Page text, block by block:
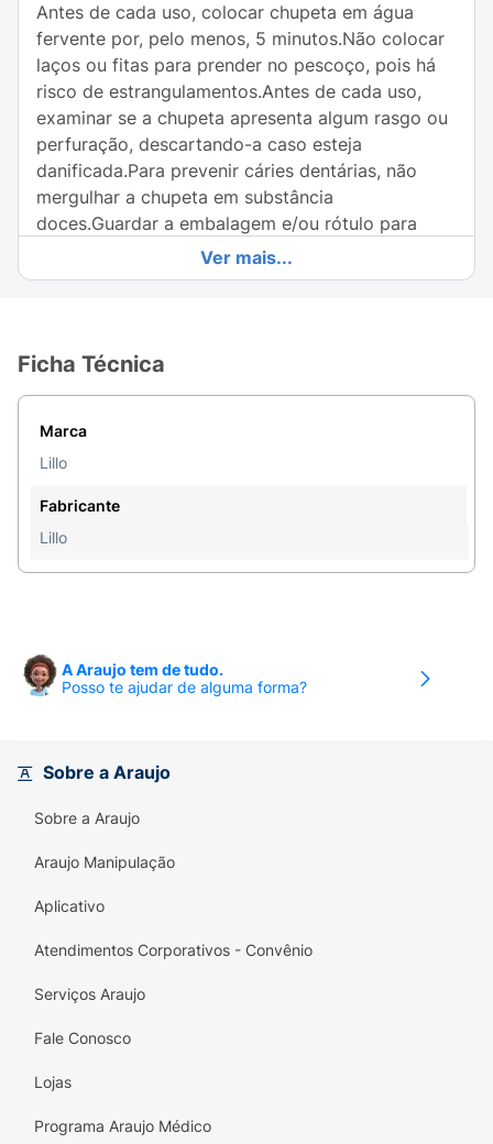
Antes de cada uso, colocar chupeta em água
fervente por, pelo menos, 5 minutos.Não colocar
laços ou fitas para prender no pescoço, pois há
risco de estrangulamentos.Antes de cada uso,
examinar se a chupeta apresenta algum rasgo ou
perfuração, descartando-a caso esteja
danificada.Para prevenir cáries dentárias, não
mergulhar a chupeta em substância
doces.Guardar a embalagem e/ou rótulo para
eventuais consultas.As chupetas possuem orifício
de entrada de ar, evitando a rigidez do bulbo.
chupeta após 1 a 2 meses de uso por motivo de
Ver mais...
Ficha Técnica
Marca
Lillo
Fabricante
Lillo
A Araujo tem de tudo.
Posso te ajudar de alguma forma?
Sobre a Araujo
Sobre a Araujo
Araujo Manipulação
Aplicativo
Atendimentos Corporativos - Convênio
Serviços Araujo
Fale Conosco
Lojas
Programa Araujo Médico